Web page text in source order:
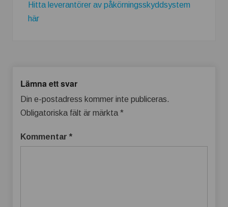
Hitta leverantörer av påkörningsskyddsystem
här
Lämna ett svar
Din e-postadress kommer inte publiceras.
Obligatoriska fält är märkta *
Kommentar *